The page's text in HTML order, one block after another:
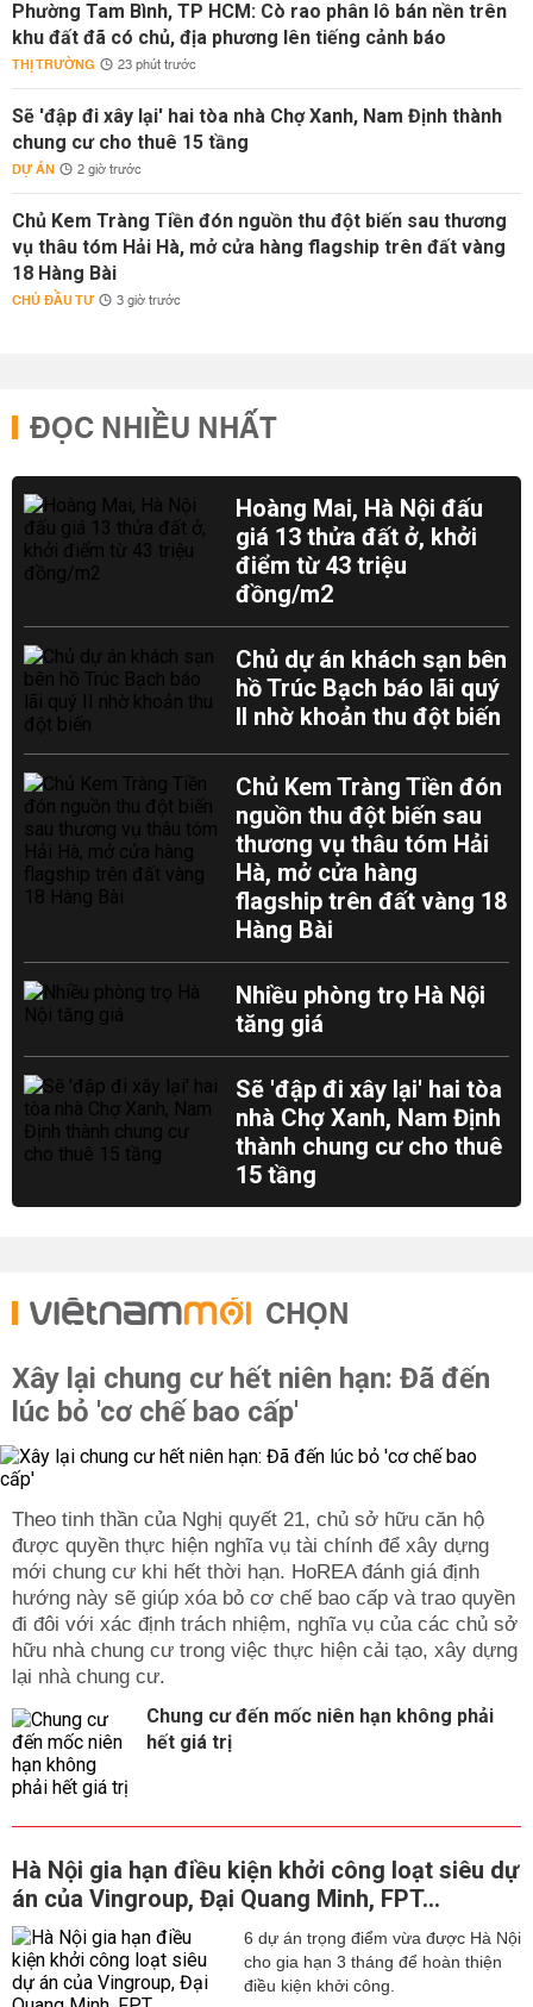
Phường Tam Bình, TP HCM: Cò rao phân lô bán nền trên
khu đất đã có chủ, địa phương lên tiếng cảnh báo
THỊ TRƯỜNG 23 phút trước
Sẽ 'đập đi xây lại' hai tòa nhà Chợ Xanh, Nam Định thành
chung cư cho thuê 15 tầng
DỰ ÁN 2 giờ trước
Chủ Kem Tràng Tiền đón nguồn thu đột biến sau thương
vụ thâu tóm Hải Hà, mở cửa hàng flagship trên đất vàng
18 Hàng Bài
CHỦ ĐẦU TƯ 3 giờ trước
ĐỌC NHIỀU NHẤT
Hoàng Mai, Hà Nội đấu
giá 13 thửa đất ở, khởi
điểm từ 43 triệu
đồng/m2
Chủ dự án khách sạn bên
hồ Trúc Bạch báo lãi quý
II nhờ khoản thu đột biến
Chủ Kem Tràng Tiền đón
nguồn thu đột biến sau
thương vụ thâu tóm Hải
Hà, mở cửa hàng
flagship trên đất vàng 18
Hàng Bài
Nhiều phòng trọ Hà Nội
tăng giá
Sẽ 'đập đi xây lại' hai tòa
nhà Chợ Xanh, Nam Định
thành chung cư cho thuê
15 tầng
CHỌN
Xây lại chung cư hết niên hạn: Đã đến
lúc bỏ 'cơ chế bao cấp'
Theo tinh thần của Nghị quyết 21, chủ sở hữu căn hộ
được quyền thực hiện nghĩa vụ tài chính để xây dựng
mới chung cư khi hết thời hạn. HoREA đánh giá định
hướng này sẽ giúp xóa bỏ cơ chế bao cấp và trao quyền
đi đôi với xác định trách nhiệm, nghĩa vụ của các chủ sở
hữu nhà chung cư trong việc thực hiện cải tạo, xây dựng
lại nhà chung cư.
Chung cư đến mốc niên hạn không phải
hết giá trị
Hà Nội gia hạn điều kiện khởi công loạt siêu dự
án của Vingroup, Đại Quang Minh, FPT...
6 dự án trọng điểm vừa được Hà Nội
cho gia hạn 3 tháng để hoàn thiện
điều kiện khởi công.